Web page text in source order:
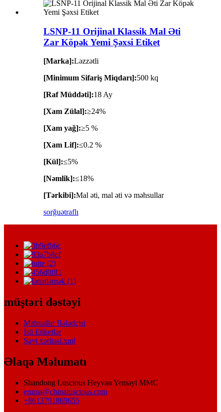
LSNP-11 Orijinal Klassik Mal Əti
Zar Köpək Yemi Şəxsi Etiket
[Marka]:Ləzzətli
[Minimum Sifariş Miqdarı]:500 kq
[Raf Müddəti]:18 Ay
[Xam Zülal]:≥24%
[Xam yağ]:≥5 %
[Xam Lif]:≤0.2 %
[Kül]:≤5%
[Nəmlik]:≤18%
[Tərkibi]:Mal əti, mal əti və məhsullar
sorğuətraflı
müştəri dəstəyi
Məhsullar Bələdçisi
İsti Etiketlər
Sayt xəritəsi.xml
Əlaqə Məlumatı
Shandong Luscious Heyvan Yeməyi MMC
emma@chinaluscious.com
+8613791869655